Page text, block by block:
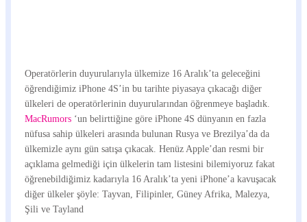
Operatörlerin duyurularıyla ülkemize 16 Aralık’ta geleceğini
öğrendiğimiz iPhone 4S’in bu tarihte piyasaya çıkacağı diğer
ülkeleri de operatörlerinin duyurularından öğrenmeye başladık.
MacRumors ‘un belirttiğine göre iPhone 4S dünyanın en fazla
nüfusa sahip ülkeleri arasında bulunan Rusya ve Brezilya’da da
ülkemizle aynı gün satışa çıkacak. Henüz Apple’dan resmi bir
açıklama gelmediği için ülkelerin tam listesini bilemiyoruz fakat
öğrenebildiğimiz kadarıyla 16 Aralık’ta yeni iPhone’a kavuşacak
diğer ülkeler şöyle: Tayvan, Filipinler, Güney Afrika, Malezya,
Şili ve Tayland